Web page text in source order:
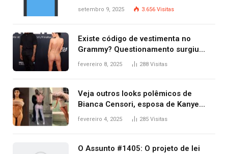
criminosos no mesmo dia
setembro 9, 2025 3.656 Visitas
Existe código de vestimenta no
Grammy? Questionamento surgiu
após Bianca Censori, mulher de
fevereiro 8, 2025 288 Visitas
Veja outros looks polêmicos de
Bianca Censori, esposa de Kanye
West que apareceu nua no Grammy
fevereiro 4, 2025 285 Visitas
O Assunto #1405: O projeto de lei